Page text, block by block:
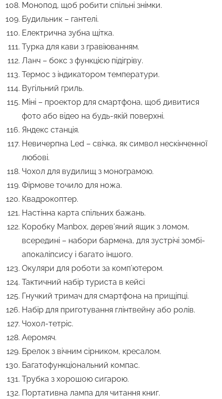
Монопод, щоб робити спільні знімки.
Будильник – гантелі.
Електрична зубна щітка.
Турка для кави з гравіюванням.
Ланч – бокс з функцією підігріву.
Термос з індикатором температури.
Вугільний гриль.
Міні – проектор для смартфона, щоб дивитися
фото або відео на будь-якій поверхні.
Яндекс станція.
Невичерпна Led – свічка, як символ нескінченної
любові.
Чохол для вудилищ з монограмою.
Фірмове точило для ножа.
Квадрокоптер.
Настінна карта спільних бажань.
Коробку Manbox, дерев’яний ящик з ломом,
всередині – набори бармена, для зустрічі зомбі-
апокаліпсису і багато іншого.
Окуляри для роботи за комп’ютером.
Тактичний набір туриста в кейсі
Гнучкий тримач для смартфона на прищіпці.
Набір для приготування глінтвейну або ролів.
Чохол-тетріс.
Аеромяч.
Брелок з вічним сірником, кресалом.
Багатофункціональний компас.
Трубка з хорошою сигарою.
Портативна лампа для читання книг.